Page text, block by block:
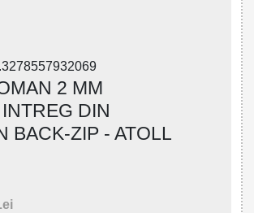
2 MM
DIN
BACK-ZIP - ATOLL